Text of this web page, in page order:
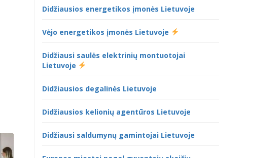
Didžiausios energetikos įmonės Lietuvoje
Vėjo energetikos įmonės Lietuvoje
Didžiausi saulės elektrinių montuotojai
Lietuvoje
Didžiausios degalinės Lietuvoje
Didžiausios kelionių agentūros Lietuvoje
Didžiausi saldumynų gamintojai Lietuvoje